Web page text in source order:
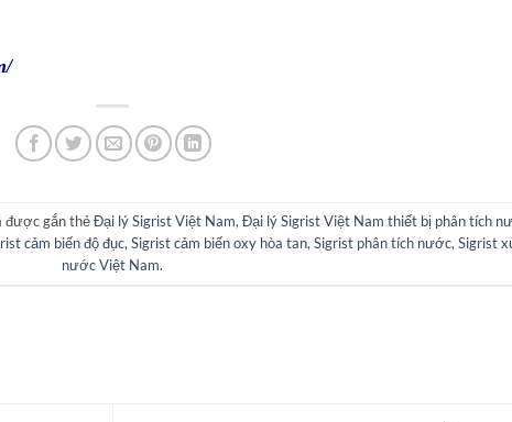
được gắn thẻĐại lý Sigrist Việt Nam, Đại lý Sigrist Việt Nam thiết bị phân tích
cảm biến độ đục,Sigrist cảm biến oxy hòa tan,Sigrist phân tích nước,Sigrist
nước Việt Nam.